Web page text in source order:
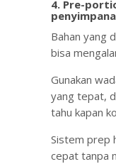
4. Pre-
Bahan yang
bisa
Gunakan
yang tepat,
tahu kapan
Sistem prep
cepat tanpa